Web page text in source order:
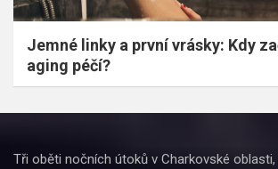
Jemné linky a první vrásky: Kdy
aging péčí?
Tři oběti nočních útoků v Charkovské oblasti,